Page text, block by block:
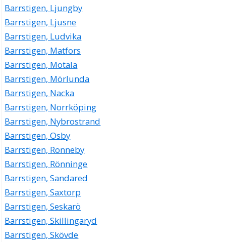
Barrstigen, Ljungby
Barrstigen, Ljusne
Barrstigen, Ludvika
Barrstigen, Matfors
Barrstigen, Motala
Barrstigen, Mörlunda
Barrstigen, Nacka
Barrstigen, Norrköping
Barrstigen, Nybrostrand
Barrstigen, Osby
Barrstigen, Ronneby
Barrstigen, Rönninge
Barrstigen, Sandared
Barrstigen, Saxtorp
Barrstigen, Seskarö
Barrstigen, Skillingaryd
Barrstigen, Skövde